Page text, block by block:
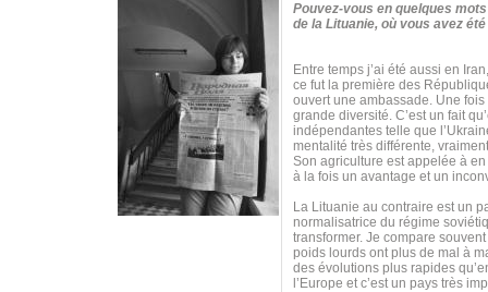
Pouvez-vous en quelques
de la Lituanie, où vous avez
Entre temps j’ai été aussi en
ce fut la première des
ouvert une ambassade. Une
grande diversité. C’est un fait
indépendantes telle que
mentalité très différente,
Son agriculture est appelée à
à la fois un avantage et un
La Lituanie au contraire est un
normalisatrice du régime
transformer. Je compare
poids lourds ont plus de mal à
des évolutions plus rapides
l’Europe et c’est un pays très